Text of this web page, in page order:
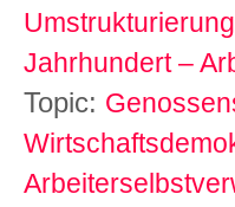
Umstrukturierung
Jahrhundert –
Topic: